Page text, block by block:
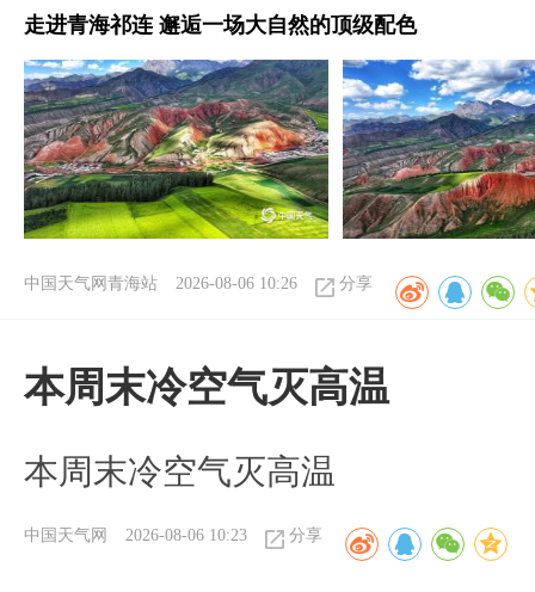
走进青海祁连 邂逅一场大自然的顶级配色
中国天气网青海站 2026-08-06 10:26 分享
本周末冷空气灭高温
本周末冷空气灭高温
中国天气网 2026-08-06 10:23 分享